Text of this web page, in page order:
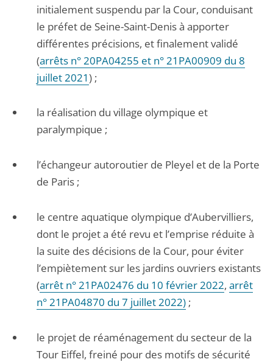
initialement suspendu par la Cour, conduisant
le préfet de Seine-Saint-Denis à apporter
différentes précisions, et finalement validé
(arrêts n° 20PA04255 et n° 21PA00909 du 8
juillet 2021) ;
la réalisation du village olympique et
paralympique ;
l’échangeur autoroutier de Pleyel et de la Porte
de Paris ;
le centre aquatique olympique d’Aubervilliers,
dont le projet a été revu et l’emprise réduite à
la suite des décisions de la Cour, pour éviter
l’empiètement sur les jardins ouvriers existants
(arrêt n° 21PA02476 du 10 février 2022, arrêt
n° 21PA04870 du 7 juillet 2022) ;
le projet de réaménagement du secteur de la
Tour Eiffel, freiné pour des motifs de sécurité